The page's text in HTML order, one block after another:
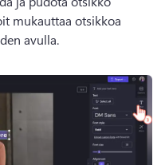
mukauttaa otsikkoa
avulla.